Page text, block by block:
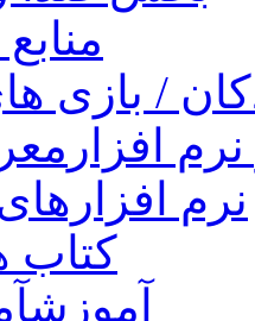
/ بازی
افزار
نرم
کتاب
آموزش